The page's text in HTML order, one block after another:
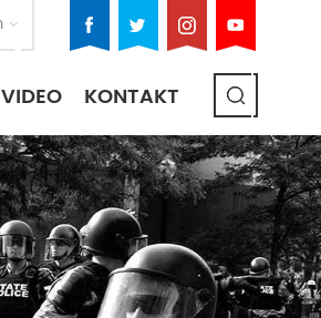
VIDEO KONTAKT